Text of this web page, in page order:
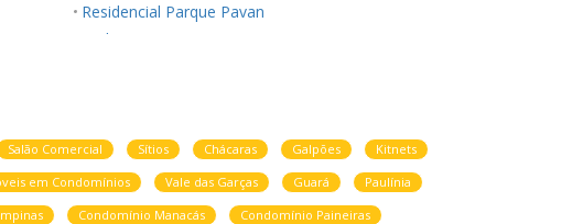
Residencial Parque Pavan
Jardim Maracana (Nova Veneza)
Salão Comercial Sítios Chácaras Galpões
Kitnets
em Condomínios Vale das Garças Guará
Paulínia
Condomínio Manacás
Condomínio Paineiras